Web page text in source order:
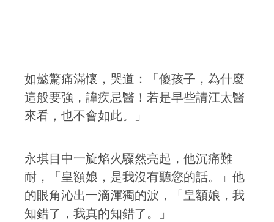
如懿驚痛滿懷，哭道：「傻孩子，為什麼
這般要強，諱疾忌醫！若是早些請江太醫
來看，也不會如此。」
永琪目中一旋焰火驟然亮起，他沉痛難
耐，「皇額娘，是我沒有聽您的話。」他
的眼角沁出一滴渾獨的淚，「皇額娘，我
知錯了，我真的知錯了。」